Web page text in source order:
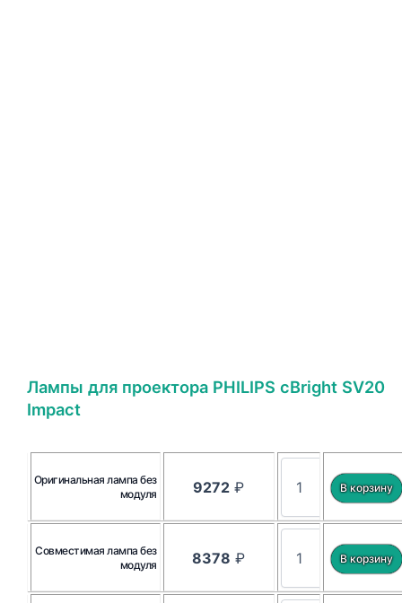
Лампы для проектора PHILIPS cBright SV20
Impact
Оригинальная лампа без
модуля
9272 ₽
Совместимая лампа без
модуля
8378 ₽